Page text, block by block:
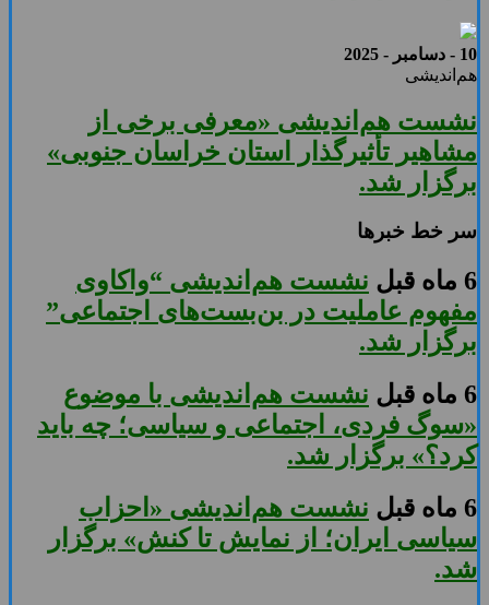
10 - دسامبر - 2025
هم‌اندیشی
نشست هم‌اندیشی «معرفی برخی از
مشاهیر تأثیرگذار استان خراسان جنوبی»
برگزار شد.
سر خط خبرها
6 ماه قبل
نشست هم‌اندیشی “واکاوی
مفهوم عاملیت در بن‌بست‌های اجتماعی”
برگزار شد.
6 ماه قبل
نشست هم‌اندیشی با موضوع
«سوگ فردی، اجتماعی و سیاسی؛ چه باید
کرد؟» برگزار شد.
6 ماه قبل
نشست هم‌اندیشی «احزاب
سیاسی ایران؛ از نمایش تا کنش» برگزار
شد.